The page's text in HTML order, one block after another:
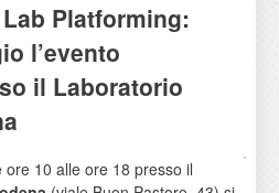
Platforming:
l’evento
il Laboratorio
ore 10 alle ore 18 presso il